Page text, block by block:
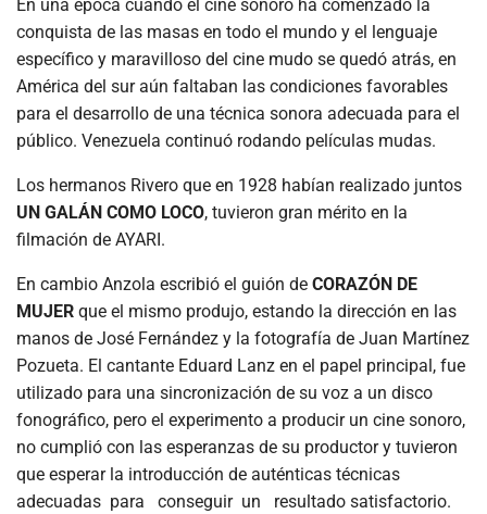
En una época cuando el cine sonoro ha comenzado la
conquista de las masas en todo el mundo y el lenguaje
específico y maravilloso del cine mudo se quedó atrás, en
América del sur aún faltaban las condiciones favorables
para el desarrollo de una técnica sonora adecuada para el
público. Venezuela continuó rodando películas mudas.
Los hermanos Rivero que en 1928 habían realizado juntos
UN GALÁN COMO LOCO, tuvieron gran mérito en la
filmación de AYARI.
En cambio Anzola escribió el guión de CORAZÓN DE
MUJER que el mismo produjo, estando la dirección en las
manos de José Fernández y la fotografía de Juan Martínez
Pozueta. El cantante Eduard Lanz en el papel principal, fue
utilizado para una sincronización de su voz a un disco
fonográfico, pero el experimento a producir un cine sonoro,
no cumplió con las esperanzas de su productor y tuvieron
que esperar la introducción de auténticas técnicas
adecuadas para conseguir un resultado satisfactorio.